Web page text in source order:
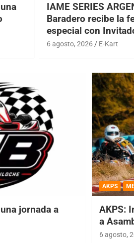
IAME SERIES
Baradero recibe la
especial con
6 agosto, 2026 E-Kart
jornada a
AKPS
AKPS:
a
6 agosto,